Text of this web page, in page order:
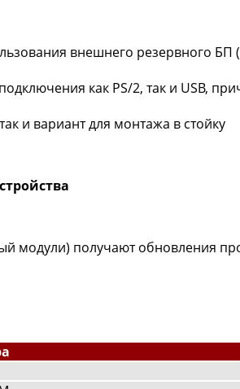
внешнего резервного БП
как PS/2, так и USB,
и вариант для монтажа в стойку
модули) получают обновления